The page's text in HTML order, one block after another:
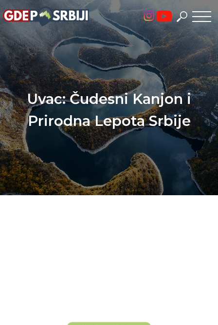
to
content
Uvac: Čudesni Kanjon i
Prirodna Lepota Srbije